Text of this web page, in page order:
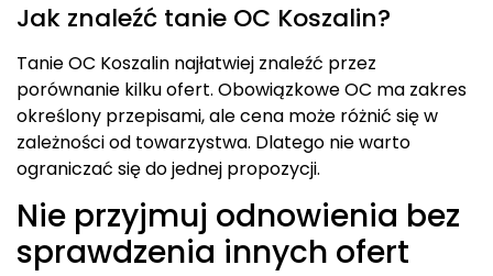
Jak znaleźć tanie OC Koszalin?
Tanie OC Koszalin najłatwiej znaleźć przez
porównanie kilku ofert. Obowiązkowe OC ma zakres
określony przepisami, ale cena może różnić się w
zależności od towarzystwa. Dlatego nie warto
ograniczać się do jednej propozycji.
Nie przyjmuj odnowienia bez
sprawdzenia innych ofert